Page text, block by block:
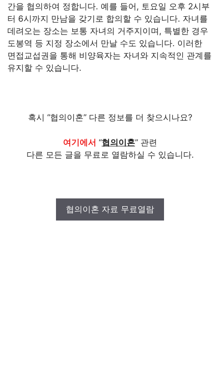
간을 협의하여 정합니다. 예를 들어, 토요일 오후 2시부
터 6시까지 만남을 갖기로 합의할 수 있습니다. 자녀를
데려오는 장소는 보통 자녀의 거주지이며, 특별한 경우
도봉역 등 지정 장소에서 만날 수도 있습니다. 이러한
면접교섭권을 통해 비양육자는 자녀와 지속적인 관계를
유지할 수 있습니다.
혹시 “협의이혼” 다른 정보를 더 찾으시나요?
여기에서 “협의이혼” 관련
다른 모든 글을 무료로 열람하실 수 있습니다.
협의이혼 자료 무료열람